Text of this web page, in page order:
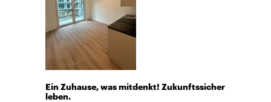
Ein Zuhause, was mitdenkt! Zukunftssicher
leben.